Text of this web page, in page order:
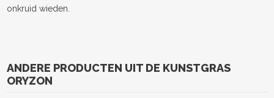
onkruid wieden.
ANDERE PRODUCTEN UIT DE KUNSTGRAS
ORYZON